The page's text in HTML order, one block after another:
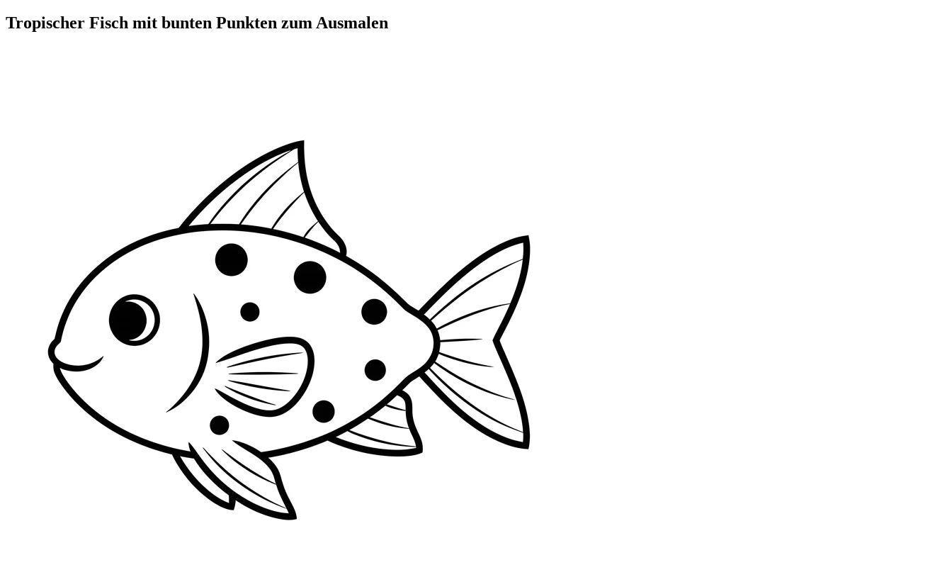
Tropischer Fisch mit bunten Punkten zum Ausmalen